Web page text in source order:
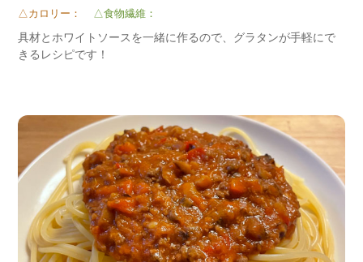
△カロリー： △食物繊維：
具材とホワイトソースを一緒に作るので、グラタンが手軽にで
きるレシピです！